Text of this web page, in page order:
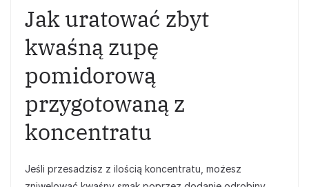
Jak uratować zbyt
kwaśną zupę
pomidorową
przygotowaną z
koncentratu
Jeśli przesadzisz z ilością koncentratu, możesz